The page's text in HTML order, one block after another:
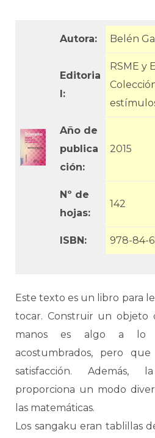
Autora: Belén
Editoria
l:
RSME y
Año de
publica
ción:
2015
Nº de
hojas:
142
ISBN: 978-84-
Este texto es un libro para
tocar. Construir un objeto
manos es algo a lo
acostumbrados, pero
satisfacción. Además,
proporciona un modo
las matemáticas.
Los sangaku eran tablillas